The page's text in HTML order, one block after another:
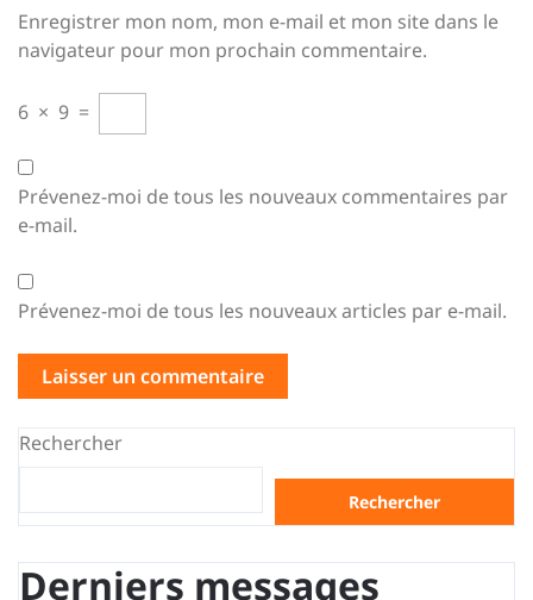
Enregistrer mon nom, mon e-mail et mon site dans le
navigateur pour mon prochain commentaire.
6 × 9 =
Prévenez-moi de tous les nouveaux commentaires par
e-mail.
Prévenez-moi de tous les nouveaux articles par e-mail.
Rechercher
Rechercher
Derniers messages